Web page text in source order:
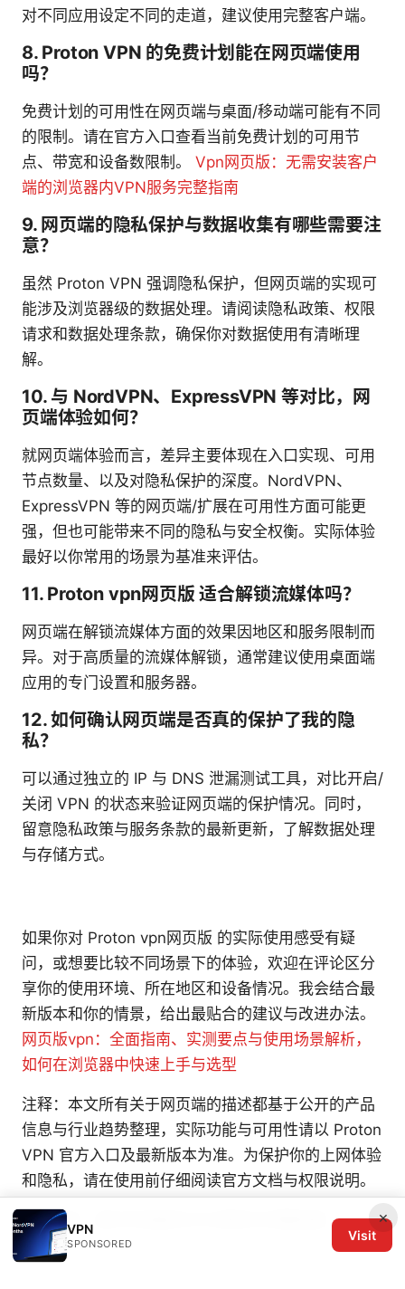
对不同应用设定不同的走道，建议使用完整客户端。
8. Proton VPN 的免费计划能在网页端使用
吗？
免费计划的可用性在网页端与桌面/移动端可能有不同
的限制。请在官方入口查看当前免费计划的可用节
点、带宽和设备数限制。 Vpn网页版：无需安装客户
端的浏览器内VPN服务完整指南
9. 网页端的隐私保护与数据收集有哪些需要注
意？
虽然 Proton VPN 强调隐私保护，但网页端的实现可
能涉及浏览器级的数据处理。请阅读隐私政策、权限
请求和数据处理条款，确保你对数据使用有清晰理
解。
10. 与 NordVPN、ExpressVPN 等对比，网
页端体验如何？
就网页端体验而言，差异主要体现在入口实现、可用
节点数量、以及对隐私保护的深度。NordVPN、
ExpressVPN 等的网页端/扩展在可用性方面可能更
强，但也可能带来不同的隐私与安全权衡。实际体验
最好以你常用的场景为基准来评估。
11. Proton vpn网页版 适合解锁流媒体吗？
网页端在解锁流媒体方面的效果因地区和服务限制而
异。对于高质量的流媒体解锁，通常建议使用桌面端
应用的专门设置和服务器。
12. 如何确认网页端是否真的保护了我的隐
私？
可以通过独立的 IP 与 DNS 泄漏测试工具，对比开启/
关闭 VPN 的状态来验证网页端的保护情况。同时，
留意隐私政策与服务条款的最新更新，了解数据处理
与存储方式。
如果你对 Proton vpn网页版 的实际使用感受有疑
问，或想要比较不同场景下的体验，欢迎在评论区分
享你的使用环境、所在地区和设备情况。我会结合最
新版本和你的情景，给出最贴合的建议与改进办法。
网页版vpn：全面指南、实测要点与使用场景解析，
如何在浏览器中快速上手与选型
注释：本文所有关于网页端的描述都基于公开的产品
信息与行业趋势整理，实际功能与可用性请以 Proton
VPN 官方入口及最新版本为准。为保护你的上网体验
和隐私，请在使用前仔细阅读官方文档与权限说明。
Ntu申请：海外申请者的VPN使用与完整指南 ×
VPN
SPONSORED
Visit